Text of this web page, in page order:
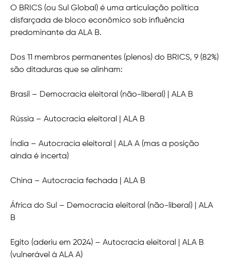
O BRICS (ou Sul Global) é uma articulação política
disfarçada de bloco econômico sob influência
predominante da ALA B.
Dos 11 membros permanentes (plenos) do BRICS, 9 (82%)
são ditaduras que se alinham:
Brasil – Democracia eleitoral (não-liberal) | ALA B
Rússia – Autocracia eleitoral | ALA B
Índia – Autocracia eleitoral | ALA A (mas a posição
ainda é incerta)
China – Autocracia fechada | ALA B
África do Sul – Democracia eleitoral (não-liberal) | ALA
B
Egito (aderiu em 2024) – Autocracia eleitoral | ALA B
(vulnerável à ALA A)